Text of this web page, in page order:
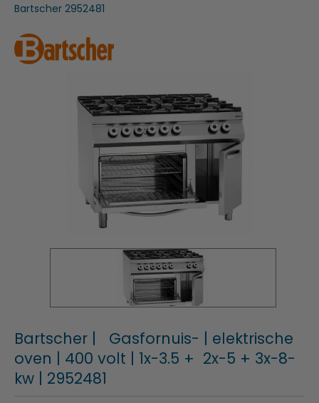
Bartscher 2952481
Bartscher | Gasfornuis- | elektrische
oven | 400 volt | 1x-3.5 + 2x-5 + 3x-8-
kw | 2952481